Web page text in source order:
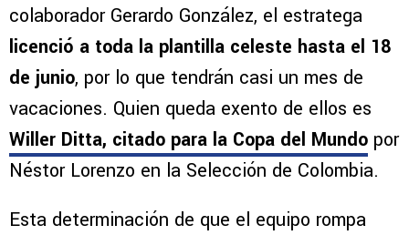
colaborador Gerardo González, el estratega
licenció a toda la plantilla celeste hasta el 18
de junio, por lo que tendrán casi un mes de
vacaciones. Quien queda exento de ellos es
Willer Ditta, citado para la Copa del Mundo por
Néstor Lorenzo en la Selección de Colombia.
Esta determinación de que el equipo rompa